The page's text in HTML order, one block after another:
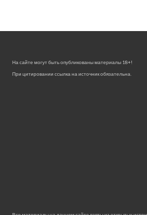
На сайте могут быть опубликованы материалы 18+!
При цитировании ссылка на источник обязательна.